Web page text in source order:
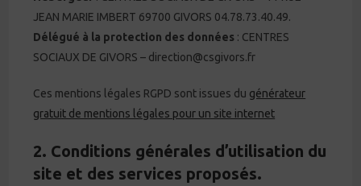
JEAN MARIE IMBERT 69700 GIVORS 04.78.73.40.49.
Délégué à la protection des données : CENTRES
SOCIAUX DE GIVORS – direction@csgivors.fr
Ces mentions légales RGPD sont issues du générateur
gratuit de mentions légales pour un site internet
2. Conditions générales d’utilisation du
site et des services proposés.